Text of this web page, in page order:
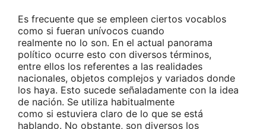
Es frecuente que se empleen ciertos vocablos
como si fueran unívocos cuando
realmente no lo son. En el actual panorama
político ocurre esto con diversos términos,
entre ellos los referentes a las realidades
nacionales, objetos complejos y variados donde
los haya. Esto sucede señaladamente con la idea
de nación. Se utiliza habitualmente
como si estuviera claro de lo que se está
hablando. No obstante, son diversos los